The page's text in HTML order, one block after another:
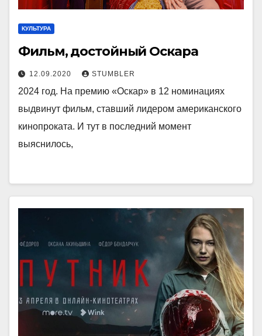
КУЛЬТУРА
Фильм, достойный Оскара
12.09.2020 STUMBLER
2024 год. На премию «Оскар» в 12 номинациях
выдвинут фильм, ставший лидером американского
кинопроката. И тут в последний момент
выяснилось,